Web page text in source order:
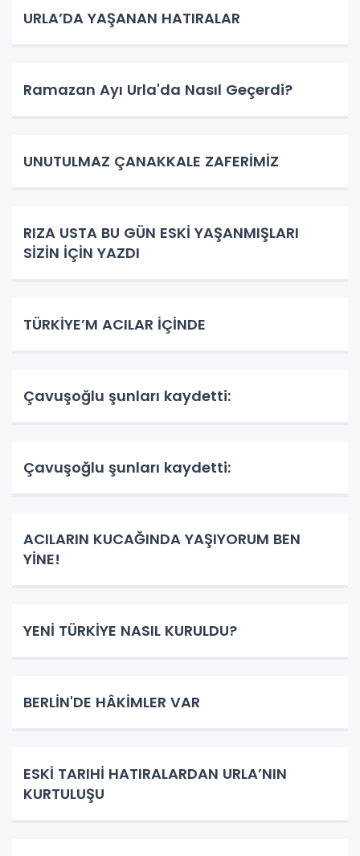
URLA’DA YAŞANAN HATIRALAR
Ramazan Ayı Urla'da Nasıl Geçerdi?
UNUTULMAZ ÇANAKKALE ZAFERİMİZ
RIZA USTA BU GÜN ESKİ YAŞANMIŞLARI
SİZİN İÇİN YAZDI
TÜRKİYE’M ACILAR İÇİNDE
Çavuşoğlu şunları kaydetti:
Çavuşoğlu şunları kaydetti:
ACILARIN KUCAĞINDA YAŞIYORUM BEN
YİNE!
YENİ TÜRKİYE NASIL KURULDU?
BERLİN'DE HÂKİMLER VAR
ESKİ TARIHİ HATIRALARDAN URLA’NIN
KURTULUŞU